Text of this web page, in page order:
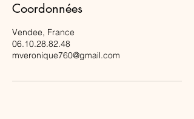
Coordonnées
Vendee, France
06.10.28.82.48
mveronique760@gmail.com